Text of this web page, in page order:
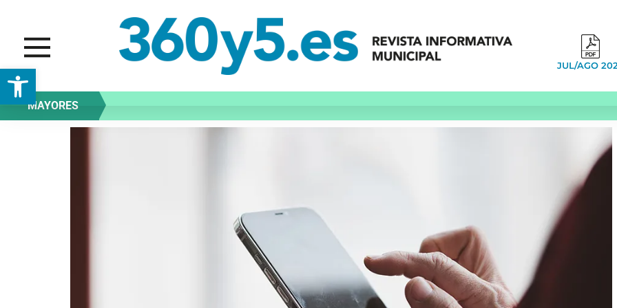
Abrir barra de herramientas JUL/AGO
MAYORES